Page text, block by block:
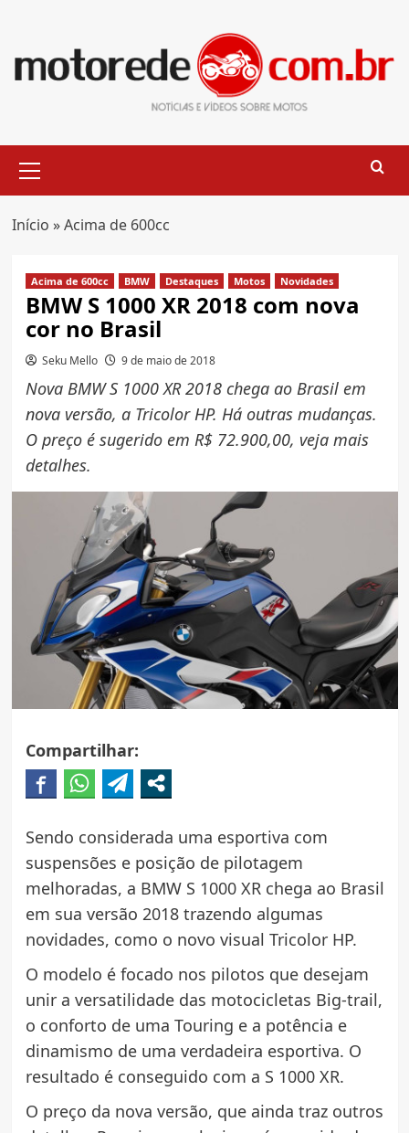
content
Menu
Início »Acima de 600cc
Acima de 600cc BMW Destaques Motos Novidades
BMW S 1000 XR 2018 com nova
cor no Brasil
Seku Mello 9 de maio de 2018
Nova BMW S 1000 XR 2018 chega ao Brasil em
nova versão, a Tricolor HP. Há outras mudanças.
O preço é sugerido em R$ 72.900,00, veja mais
detalhes.
Compartilhar:
Sendo considerada uma esportiva com
suspensões e posição de pilotagem
melhoradas, a BMW S 1000 XR chega ao Brasil
em sua versão 2018 trazendo algumas
novidades, como o novo visual Tricolor HP.
O modelo é focado nos pilotos que desejam
unir a versatilidade das motocicletas Big-trail,
o conforto de uma Touring e a potência e
dinamismo de uma verdadeira esportiva. O
resultado é conseguido com a S 1000 XR.
O preço da nova versão, que ainda traz outros